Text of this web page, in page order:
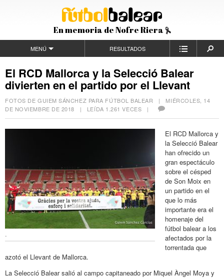
En memoria de Nofre Riera
MENÚ RESULTADOS
El RCD Mallorca y la Selecció Balear
divierten en el partido por el Llevant
FOTOS DE GUIEM SÁNCHEZ PARA FÚTBOL BALEAR | MIÉRCOLES, 14
DE NOVIEMBRE DE 2018 | LEÍDA 1.261 VECES |
.
El RCD Mallorca y
la Selecció Balear
han ofrecido un
gran espectáculo
sobre el césped
de Son Moix en
un partido en el
que lo más
importante era el
homenaje del
fútbol balear a los
afectados por la
torrentada que
azotó el Llevant de Mallorca.
La Selecció Balear salió al campo capitaneado por Miquel Àngel Moya y